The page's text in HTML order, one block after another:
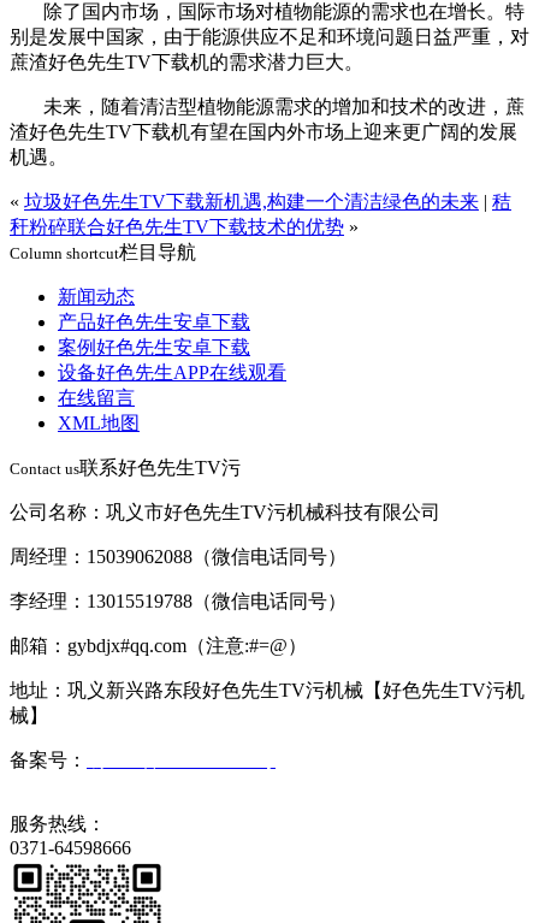
除了国内市场，国际市场对植物能源的需求也在增长。特
别是发展中国家，由于能源供应不足和环境问题日益严重，对
蔗渣好色先生TV下载机的需求潜力巨大。
未来，随着清洁型植物能源需求的增加和技术的改进，蔗
渣好色先生TV下载机有望在国内外市场上迎来更广阔的发展
机遇。
« 垃圾好色先生TV下载新机遇,构建一个清洁绿色的未来 | 秸
秆粉碎联合好色先生TV下载技术的优势 »
Column shortcut栏目导航
新闻动态
产品好色先生安卓下载
案例好色先生安卓下载
设备好色先生APP在线观看
在线留言
XML地图
Contact us联系好色先生TV污
公司名称：巩义市好色先生TV污机械科技有限公司
周经理：15039062088（微信电话同号）
李经理：13015519788（微信电话同号）
邮箱：gybdjx#qq.com（注意:#=@）
地址：巩义新兴路东段好色先生TV污机械【好色先生TV污机
械】
备案号：
服务热线：
0371-64598666